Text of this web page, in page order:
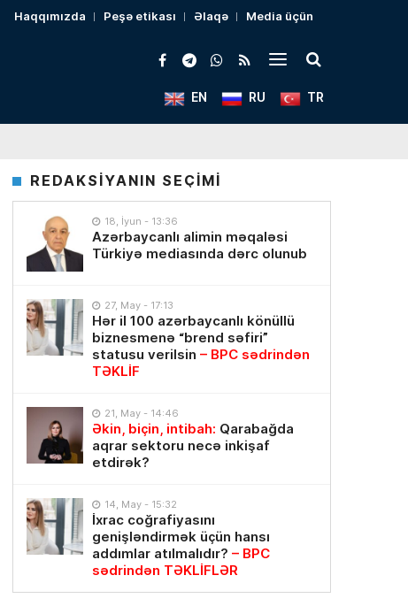
Haqqımızda Peşə etikası Əlaqə Media üçün
TR
RU
EN
REDAKSİYANIN SEÇİMİ
18, İyun - 13:36
Azərbaycanlı alimin məqaləsi
Türkiyə mediasında dərc olunub
27, May - 17:13
Hər il 100 azərbaycanlı könüllü
biznesmenə “brend səfiri”
statusu verilsin – BPC sədrindən
TƏKLİF
21, May - 14:46
Əkin, biçin, intibah: Qarabağda
aqrar sektoru necə inkişaf
etdirək?
14, May - 15:32
İxrac coğrafiyasını
genişləndirmək üçün hansı
addımlar atılmalıdır? – BPC
sədrindən TƏKLİFLƏR